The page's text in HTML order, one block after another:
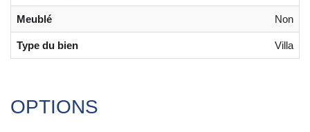
Meublé Non
Type du bien Villa
OPTIONS